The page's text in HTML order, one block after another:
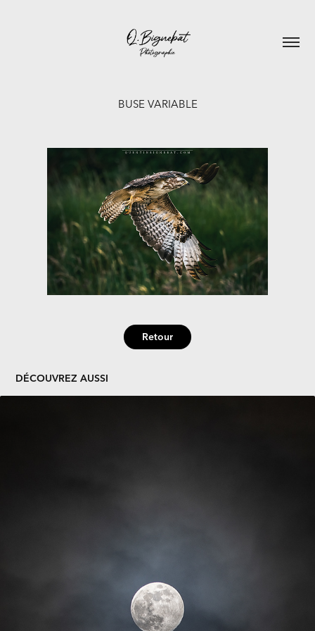
BUSE VARIABLE
Retour
DÉCOUVREZ AUSSI
LUNE